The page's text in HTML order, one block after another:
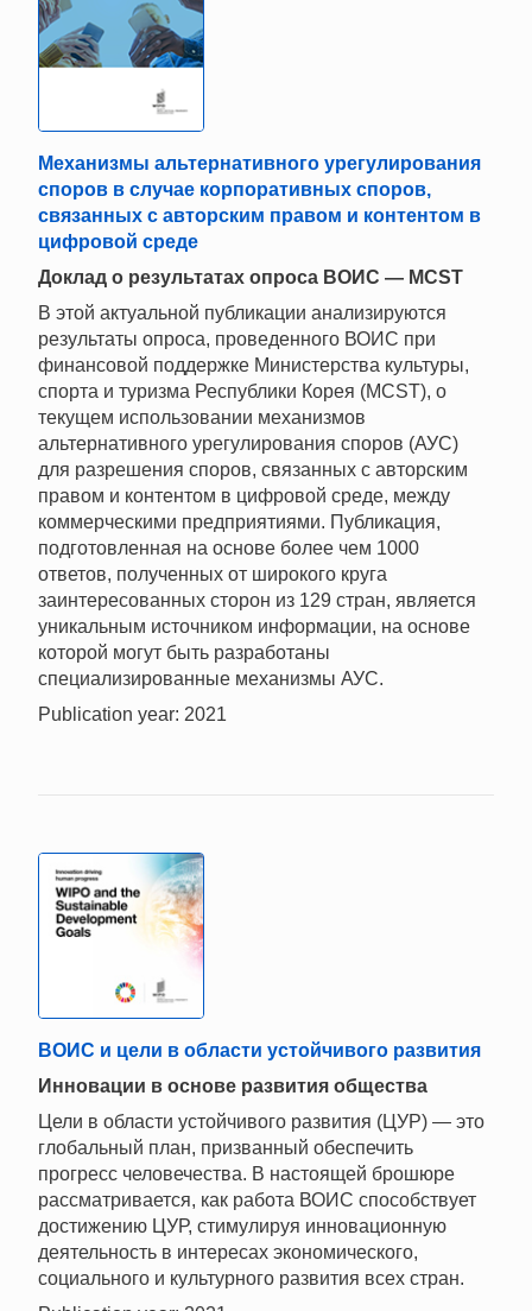
Механизмы альтернативного урегулирования
споров в случае корпоративных споров,
связанных с авторским правом и контентом в
цифровой среде
Доклад о результатах опроса ВОИС — MCST
В этой актуальной публикации анализируются
результаты опроса, проведенного ВОИС при
финансовой поддержке Министерства культуры,
спорта и туризма Республики Корея (MCST), о
текущем использовании механизмов
альтернативного урегулирования споров (АУС)
для разрешения споров, связанных с авторским
правом и контентом в цифровой среде, между
коммерческими предприятиями. Публикация,
подготовленная на основе более чем 1000
ответов, полученных от широкого круга
заинтересованных сторон из 129 стран, является
уникальным источником информации, на основе
которой могут быть разработаны
специализированные механизмы АУС.
Publication year: 2021
ВОИС и цели в области устойчивого развития
Инновации в основе развития общества
Цели в области устойчивого развития (ЦУР) — это
глобальный план, призванный обеспечить
прогресс человечества. В настоящей брошюре
рассматривается, как работа ВОИС способствует
достижению ЦУР, стимулируя инновационную
деятельность в интересах экономического,
социального и культурного развития всех стран.